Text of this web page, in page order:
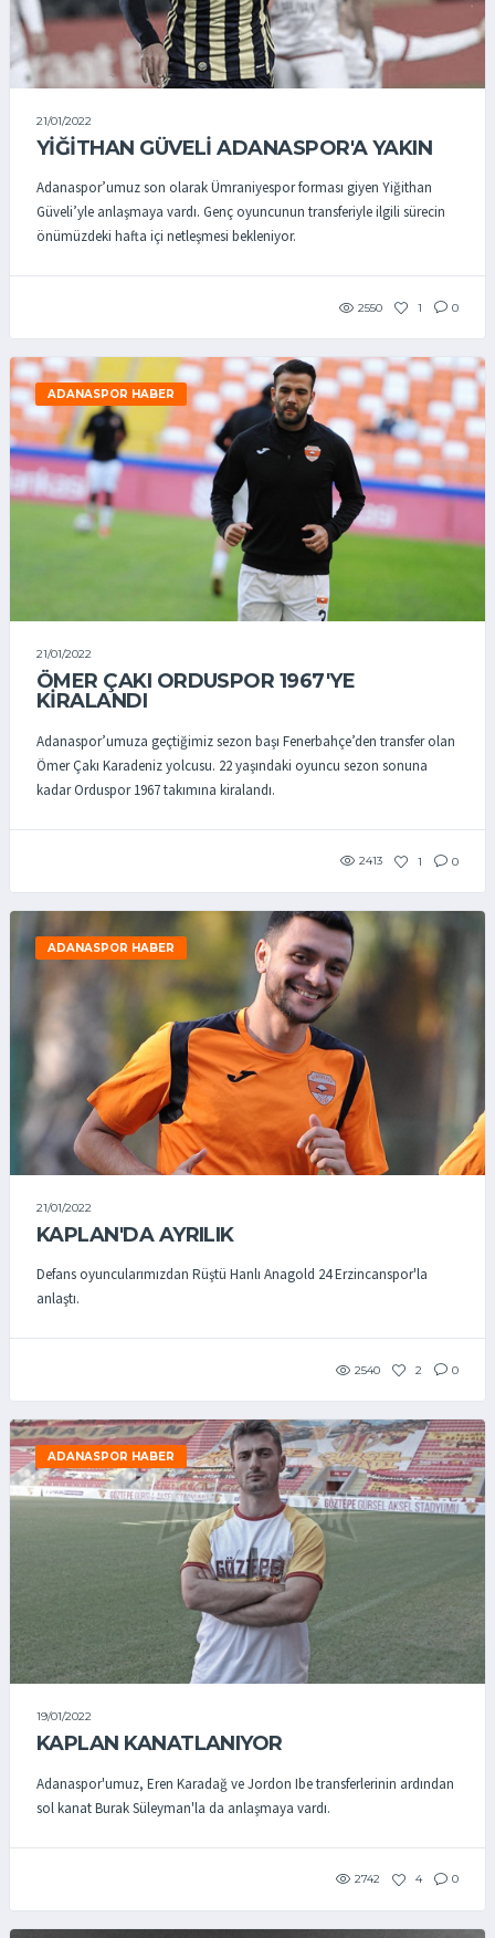
21/01/2022
YİĞİTHAN GÜVELİ ADANASPOR'A YAKIN
Adanaspor’umuz son olarak Ümraniyespor forması giyen Yiğithan
Güveli’yle anlaşmaya vardı. Genç oyuncunun transferiyle ilgili sürecin
önümüzdeki hafta içi netleşmesi bekleniyor.
2550 1 0
ADANASPOR HABER
21/01/2022
ÖMER ÇAKI ORDUSPOR 1967'YE
KİRALANDI
Adanaspor’umuza geçtiğimiz sezon başı Fenerbahçe’den transfer olan
Ömer Çakı Karadeniz yolcusu. 22 yaşındaki oyuncu sezon sonuna
kadar Orduspor 1967 takımına kiralandı.
2413 1 0
ADANASPOR HABER
21/01/2022
KAPLAN'DA AYRILIK
Defans oyuncularımızdan Rüştü Hanlı Anagold 24 Erzincanspor'la
anlaştı.
2540 2 0
ADANASPOR HABER
19/01/2022
KAPLAN KANATLANIYOR
Adanaspor'umuz, Eren Karadağ ve Jordon Ibe transferlerinin ardından
sol kanat Burak Süleyman'la da anlaşmaya vardı.
2742 4 0